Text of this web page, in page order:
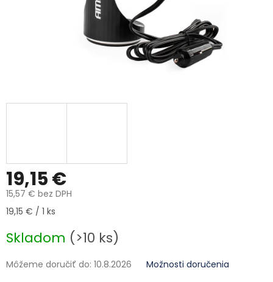
19,15 €
15,57 € bez DPH
Jednotková cena:
19,15 € / 1 ks
Skladom (>10 ks)
Môžeme doručiť do: 10.8.2026 Možnosti doručenia